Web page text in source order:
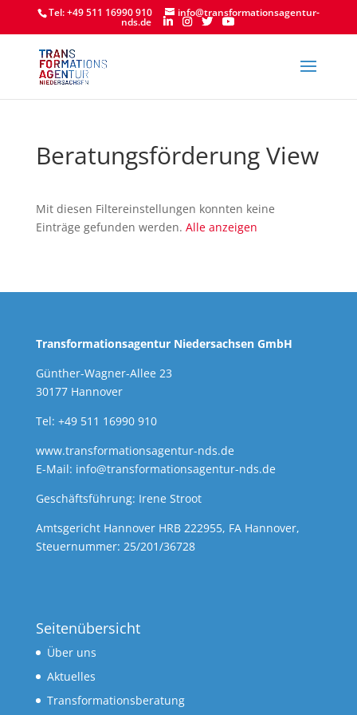
Tel: +49 511 16990 910 info@transformationsagentur-
nds.de
Beratungsförderung View
Mit diesen Filtereinstellungen konnten keine
Einträge gefunden werden. Alle anzeigen
Transformationsagentur Niedersachsen GmbH
Günther-Wagner-Allee 23
30177 Hannover
Tel: +49 511 16990 910
www.transformationsagentur-nds.de
E-Mail: info@transformationsagentur-nds.de
Geschäftsführung: Irene Stroot
Amtsgericht Hannover HRB 222955, FA Hannover,
Steuernummer: 25/201/36728
Seitenübersicht
Über uns
Aktuelles
Transformationsberatung